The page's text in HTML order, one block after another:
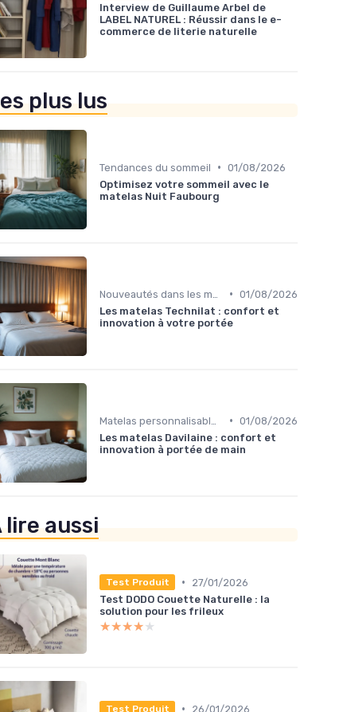
Interview de Guillaume Arbel de
LABEL NATUREL : Réussir dans le e-
commerce de literie naturelle
plus lus
Tendances du sommeil • 01/08/2026
Optimisez votre sommeil avec le
matelas Nuit Faubourg
• 01/08/2026
Les matelas Technilat : confort et
innovation à votre portée
• 01/08/2026
Les matelas Davilaine : confort et
innovation à portée de main
lire aussi
Test Produit •
27/01/2026
Test DODO Couette Naturelle : la
solution pour les frileux
★★★★★
★★★★★
Test Produit •
26/01/2026